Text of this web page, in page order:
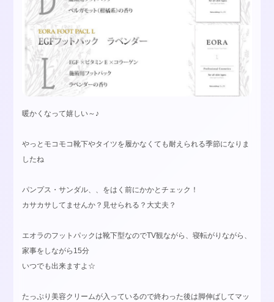
暖かくなって嬉しい～♪
やっとモコモコ靴下やタイツを履かなくても耐えられる季節になりま
したね
パンプス・サンダル、、をはく前にかかとチェック！
カサカサしてませんか？見せられる？大丈夫？
エオラのフットパックは靴下型なのでTV観ながら、寝転がりながら、
家事をしながら15分
いつでも出来ますよ☆
たっぷり美容クリームが入っているので終わった後は脚伸ばしてマッ